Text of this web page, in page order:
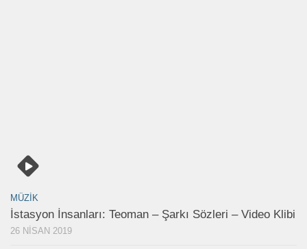
MÜZIK
İstasyon İnsanları: Teoman – Şarkı Sözleri – Video Klibi
26 NISAN 2019